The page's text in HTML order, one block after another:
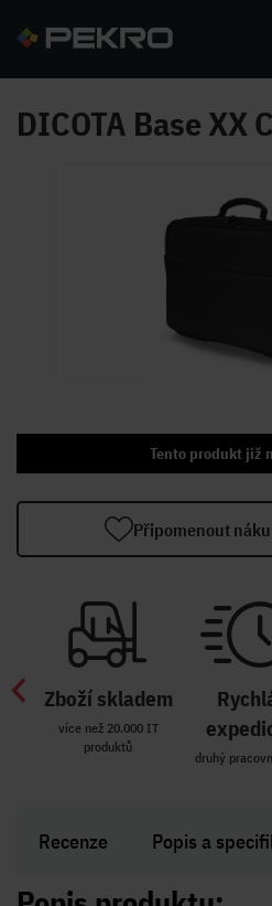
DICOTA Base XX
Tento produkt již
Připomenout
Zboží skladem
více než 20.000 IT
produktů
druhý
Recenze Popis a